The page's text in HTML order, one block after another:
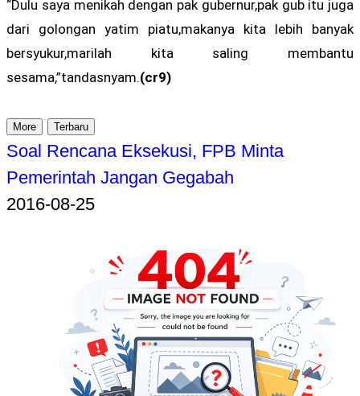
“Dulu saya menikah dengan pak gubernur,pak gub itu juga
dari golongan yatim piatu,makanya kita lebih banyak
bersyukur,marilah kita saling membantu
sesama,”tandasnyam.(cr9)
More Terbaru
Soal Rencana Eksekusi, FPB Minta
Pemerintah Jangan Gegabah
2016-08-25